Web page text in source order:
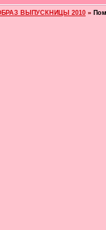
ВЫПУСКНИЦЫ 2010 »